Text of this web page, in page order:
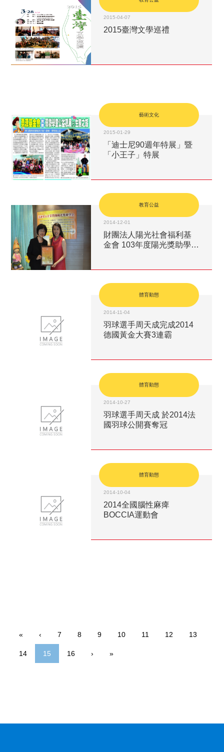
2015-04-07
2015臺灣文學巡禮
藝術文化
2015-01-29
「迪士尼90週年特展」暨
「小王子」特展
教育公益
2014-12-01
財團法人陽光社會福利基
金會 103年度陽光獎助學金
體育動態
2014-11-04
羽球選手周天成完成2014
德國黃金大賽3連霸
體育動態
2014-10-27
羽球選手周天成 於2014法
國羽球公開賽奪冠
體育動態
2014-10-04
2014全國腦性麻痺
BOCCIA運動會
« ‹ 7 8 9 10 11 12 13
14 15 16 › »